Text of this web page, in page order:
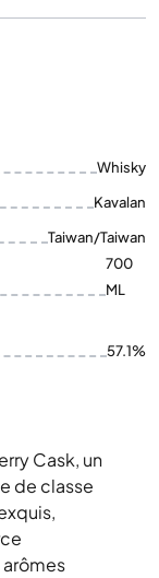
Whisky
Kavalan
Taiwan/Taiwan
700
ML
57.1%
Cask, un
de classe